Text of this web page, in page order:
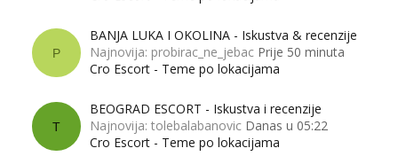
P
BANJA LUKA I OKOLINA - Iskustva & recenzije
Najnovija: probirac_ne_jebac Prije 50 minuta
Cro Escort - Teme po lokacijama
T
BEOGRAD ESCORT - Iskustva i recenzije
Najnovija: tolebalabanovic Danas u 05:22
Cro Escort - Teme po lokacijama